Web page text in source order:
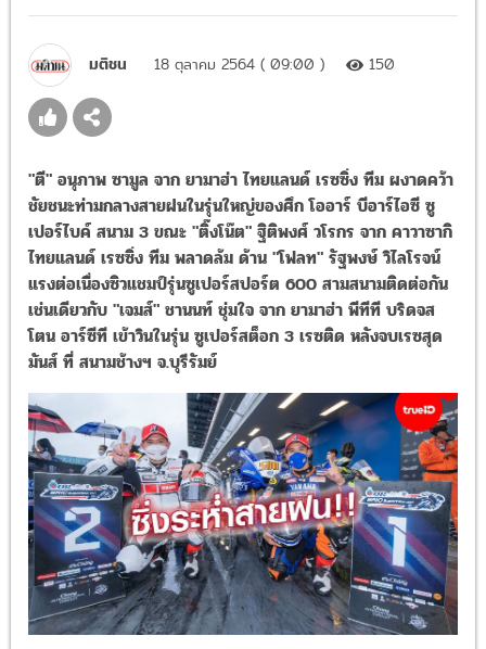
มติชน 18 ตุลาคม 2564 ( 09:00 ) 150
"ตี" อนุภาพ ซามูล จาก ยามาฮ่า ไทยแลนด์ เรซซิ่ง ทีม ผงาดคว้า
ชัยชนะท่ามกลางสายฝนในรุ่นใหญ่ของศึก โออาร์ บีอาร์ไอซี ซู
เปอร์ไบค์ สนาม 3 ขณะ "ติ๊งโน๊ต" ฐิติพงศ์ วโรกร จาก คาวาซากิ
ไทยแลนด์ เรซซิ่ง ทีม พลาดล้ม ด้าน "โฟลท" รัฐพงษ์ วิไลโรจน์
แรงต่อเนื่องซิวแชมป์รุ่นซูเปอร์สปอร์ต 600 สามสนามติดต่อกัน
เช่นเดียวกับ "เจมส์" ชานนท์ ชุ่มใจ จาก ยามาฮ่า พีทีที บริดจส
โตน อาร์ซีที เข้าวินในรุ่น ซูเปอร์สต็อก 3 เรซติด หลังจบเรซสุด
มันส์ ที่ สนามช้างฯ จ.บุรีรัมย์